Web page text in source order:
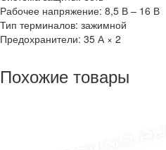
Рабочее напряжение: 8,5 В – 16 В
Тип терминалов: зажимной
Предохранители: 35 А × 2
Похожие товары